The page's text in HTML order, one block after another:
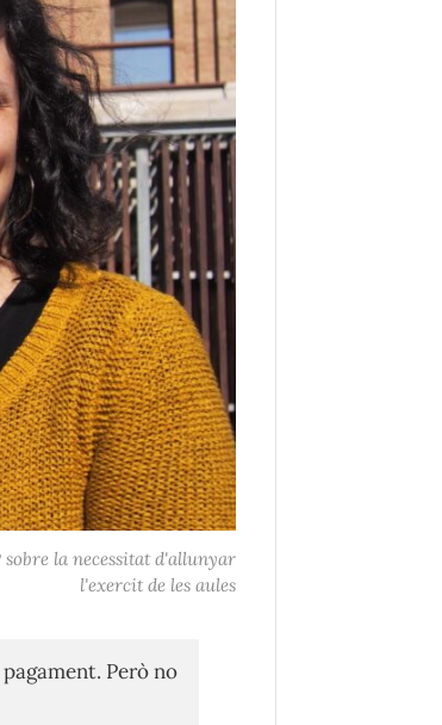
la necessitat d'allunyar
l'exercit de les aules
Però no